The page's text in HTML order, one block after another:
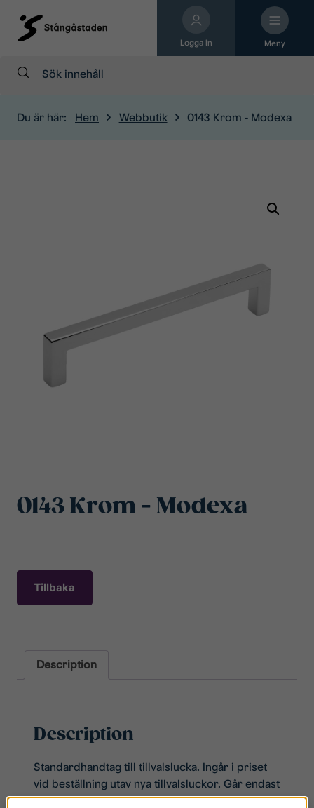
Logga in Meny
Sök:
Du är här: Hem Webbutik 0143 Krom - Modexa
0143 Krom - Modexa
Tillbaka
Description
Description
​​Standardhandtag till tillvalslucka. Ingår i priset
vid beställning utav nya tillvalsluckor. Går endast
att beställa vid tillvalsbeställning av nya